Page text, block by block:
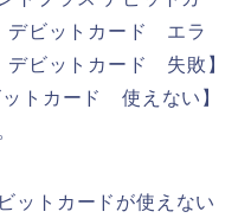
デビットカード エラ
デビットカード 失敗】
ットカード 使えない】
ットカードが使えない